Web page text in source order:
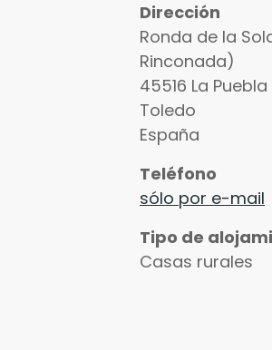
Dirección
Ronda de la
Rinconada)
45516 La
Toledo
España
Teléfono
sólo por e-mail
Tipo de
Casas rurales